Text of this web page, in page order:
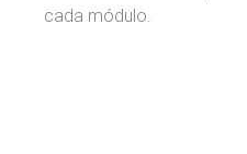
cada módulo.